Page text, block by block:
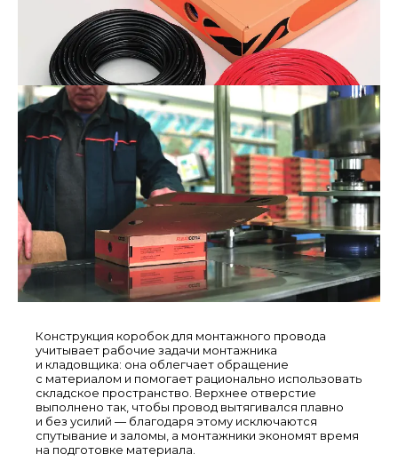
Конструкция коробок для монтажного провода
учитывает рабочие задачи монтажника
и кладовщика: она облегчает обращение
с материалом и помогает рационально использовать
складское пространство. Верхнее отверстие
выполнено так, чтобы провод вытягивался плавно
и без усилий — благодаря этому исключаются
спутывание и заломы, а монтажники экономят время
на подготовке материала.